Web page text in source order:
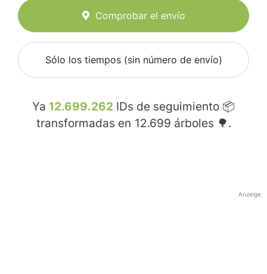
Comprobar el envío
Sólo los tiempos (sin número de envío)
Ya 12.699.262 IDs de seguimiento 📦
transformadas en 12.699 árboles 🌳.
Anzeige